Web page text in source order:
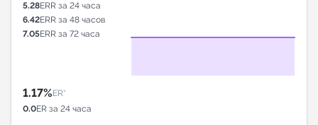
5.28ERR за 24 часа
6.42ERR за 48 часов
7.05ERR за 72 часа
1.17%ER*
0.0ER за 24 часа